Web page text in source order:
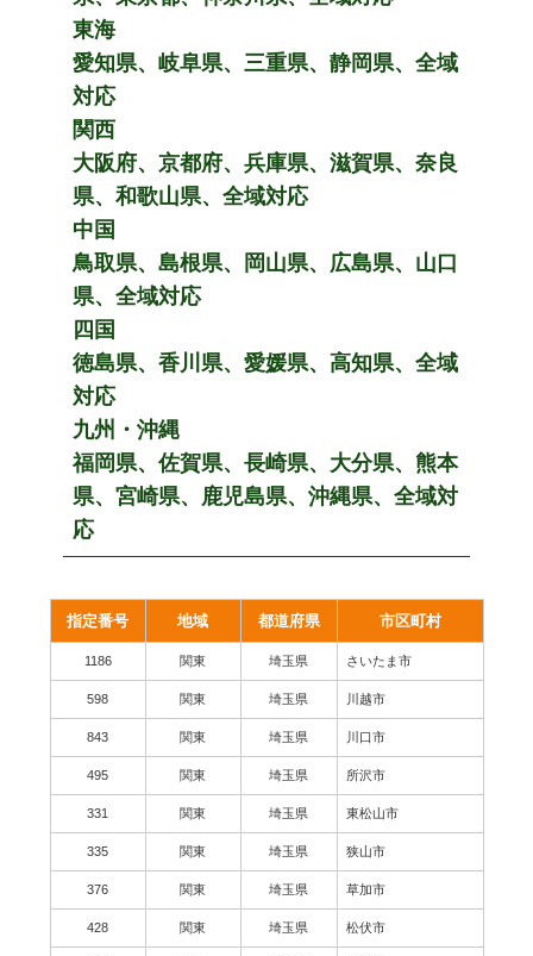
東海
愛知県、岐阜県、三重県、静岡県、全域
対応
関西
大阪府、京都府、兵庫県、滋賀県、奈良
県、和歌山県、全域対応
中国
鳥取県、島根県、岡山県、広島県、山口
県、全域対応
四国
徳島県、香川県、愛媛県、高知県、全域
対応
九州・沖縄
福岡県、佐賀県、長崎県、大分県、熊本
県、宮崎県、鹿児島県、沖縄県、全域対
応
指定番号 地域 都道府県 市区町村
1186 関東 埼玉県 さいたま市
598 関東 埼玉県 川越市
843 関東 埼玉県 川口市
495 関東 埼玉県 所沢市
331 関東 埼玉県 東松山市
335 関東 埼玉県 狭山市
376 関東 埼玉県 草加市
428 関東 埼玉県 松伏市